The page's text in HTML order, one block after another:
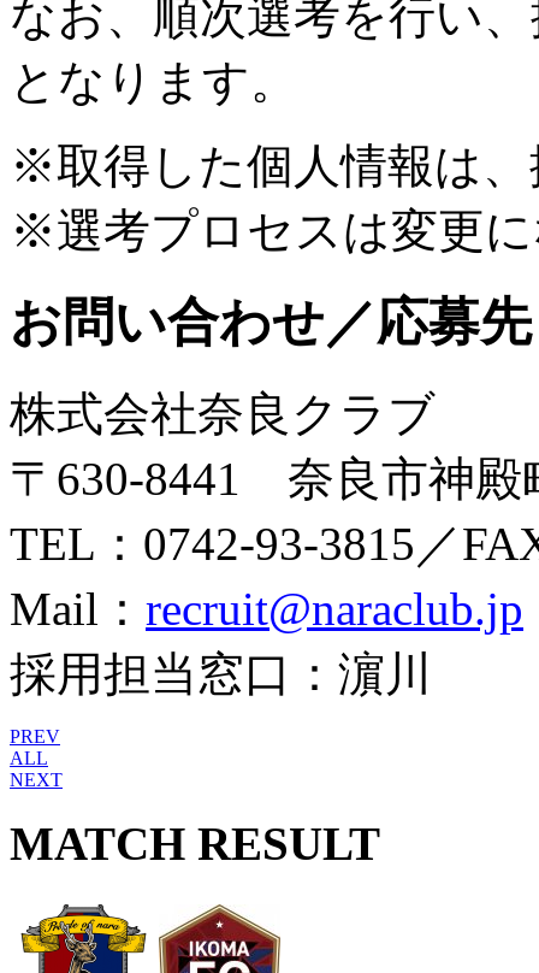
なお、順次選考を行い
となります。
※取得した個人情報は、
※選考プロセスは変更
お問い合わせ／応募先
株式会社奈良クラブ
〒630-8441 奈良市神
TEL：0742-93-3815／
Mail： recruit@naraclub.jp
採用担当窓口：濵川
PREV
ALL
NEXT
MATCH RESULT